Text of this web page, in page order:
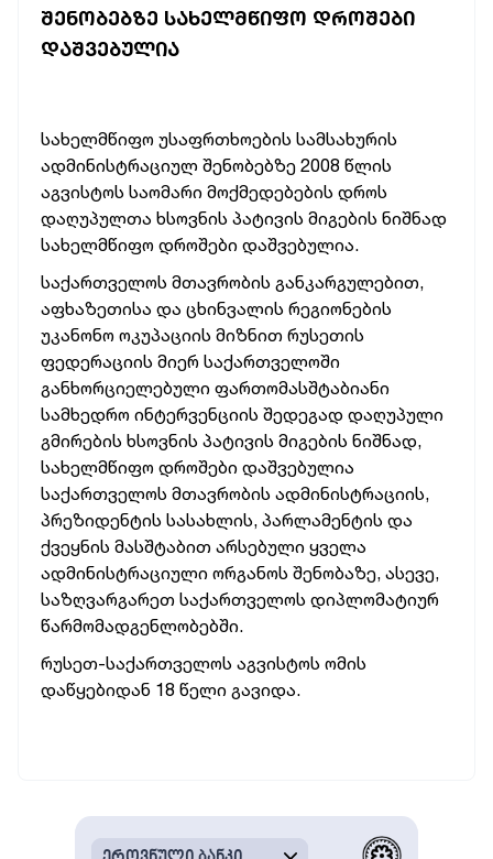
ᲨᲔᲜᲝᲑᲔᲑᲖᲔ ᲡᲐᲮᲔᲚᲛᲬᲘᲤᲝ ᲓᲠᲝᲨᲔᲑᲘ
ᲓᲐᲨᲕᲔᲑᲣᲚᲘᲐ
სახელმწიფო უსაფრთხოების სამსახურის
ადმინისტრაციულ შენობებზე 2008 წლის
აგვისტოს საომარი მოქმედებების დროს
დაღუპულთა ხსოვნის პატივის მიგების ნიშნად
სახელმწიფო დროშები დაშვებულია.
საქართველოს მთავრობის განკარგულებით,
აფხაზეთისა და ცხინვალის რეგიონების
უკანონო ოკუპაციის მიზნით რუსეთის
ფედერაციის მიერ საქართველოში
განხორციელებული ფართომასშტაბიანი
სამხედრო ინტერვენციის შედეგად დაღუპული
გმირების ხსოვნის პატივის მიგების ნიშნად,
სახელმწიფო დროშები დაშვებულია
საქართველოს მთავრობის ადმინისტრაციის,
პრეზიდენტის სასახლის, პარლამენტის და
ქვეყნის მასშტაბით არსებული ყველა
ადმინისტრაციული ორგანოს შენობაზე, ასევე,
საზღვარგარეთ საქართველოს დიპლომატიურ
წარმომადგენლობებში.
რუსეთ-საქართველოს აგვისტოს ომის
დაწყებიდან 18 წელი გავიდა.